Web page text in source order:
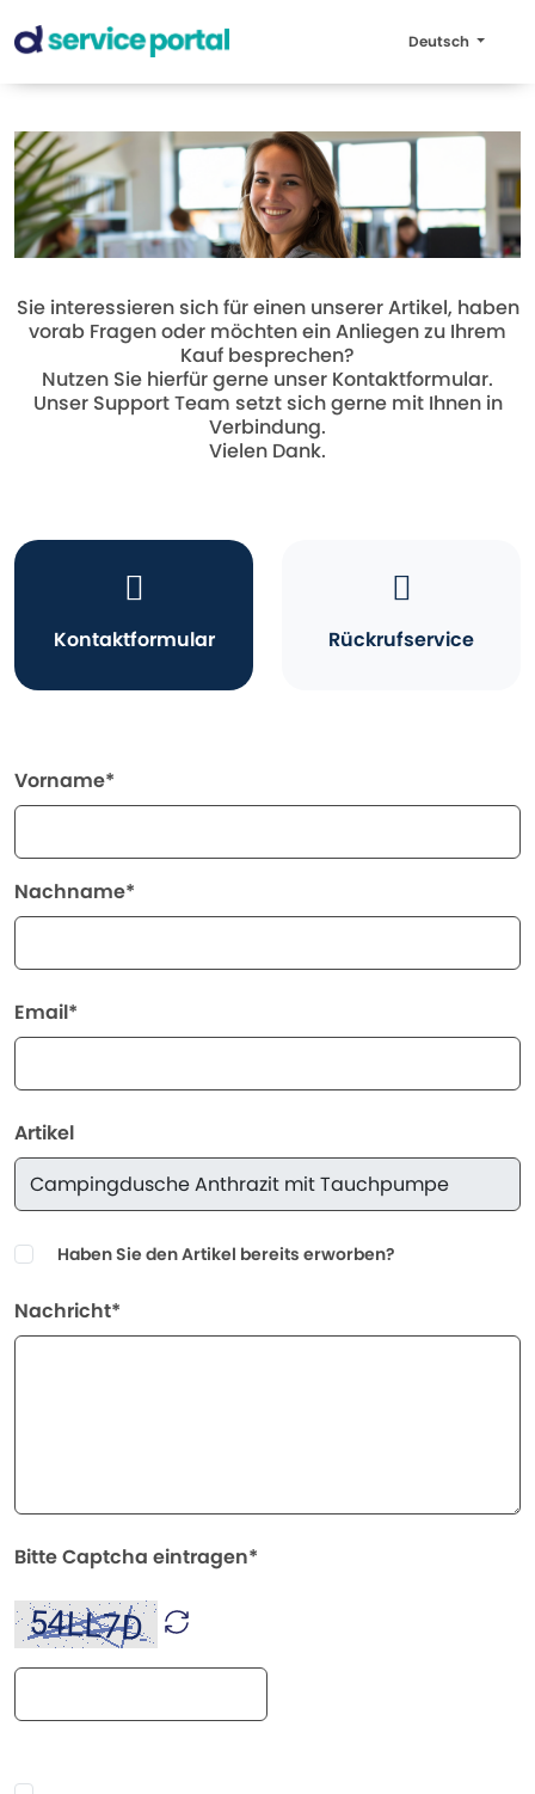
Deutsch
Sie interessieren sich für einen unserer Artikel, haben
vorab Fragen oder möchten ein Anliegen zu Ihrem
Kauf besprechen?
Nutzen Sie hierfür gerne unser Kontaktformular.
Unser Support Team setzt sich gerne mit Ihnen in
Verbindung.
Vielen Dank.
Kontaktformular Rückrufservice
Vorname*
Nachname*
Email*
Artikel
Haben Sie den Artikel bereits erworben?
Nachricht*
Bitte Captcha eintragen*